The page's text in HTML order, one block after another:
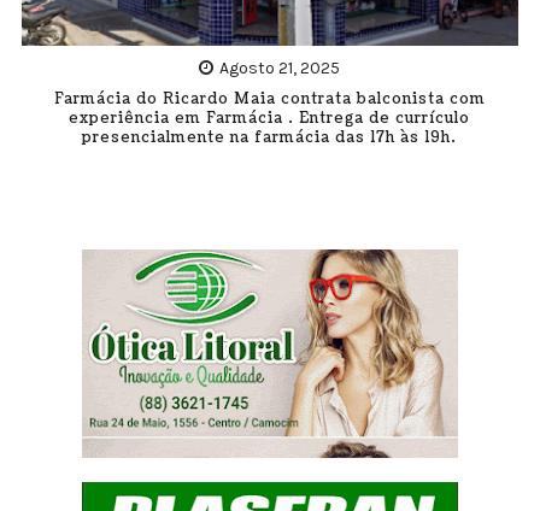
Agosto 21, 2025
Farmácia do Ricardo Maia contrata balconista com
experiência em Farmácia . Entrega de currículo
presencialmente na farmácia das 17h às 19h.